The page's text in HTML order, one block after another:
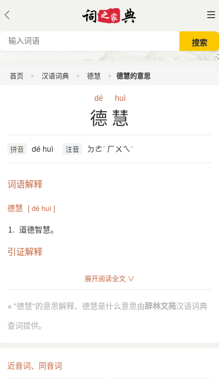
首页 汉语词典 德慧 德慧的意思
dé huì
德慧
拼音 dé huì 注音 ㄉㄜˊ ㄏㄨㄟˋ
词语解释
德慧 [ dé huì ]
⒈ 道德智慧。
引证解释
《孟子·尽心上》：“人之有德慧术知者，恒存乎疢
汉 刘向 《说苑·建本》：“惟学问可以广明德慧也。”
分字解释
德 慧
展开阅读全文 ∨
※ "德慧"的意思解释、德慧是什么意思由辞林文苑汉语词典
查词提供。
近音词、同音词